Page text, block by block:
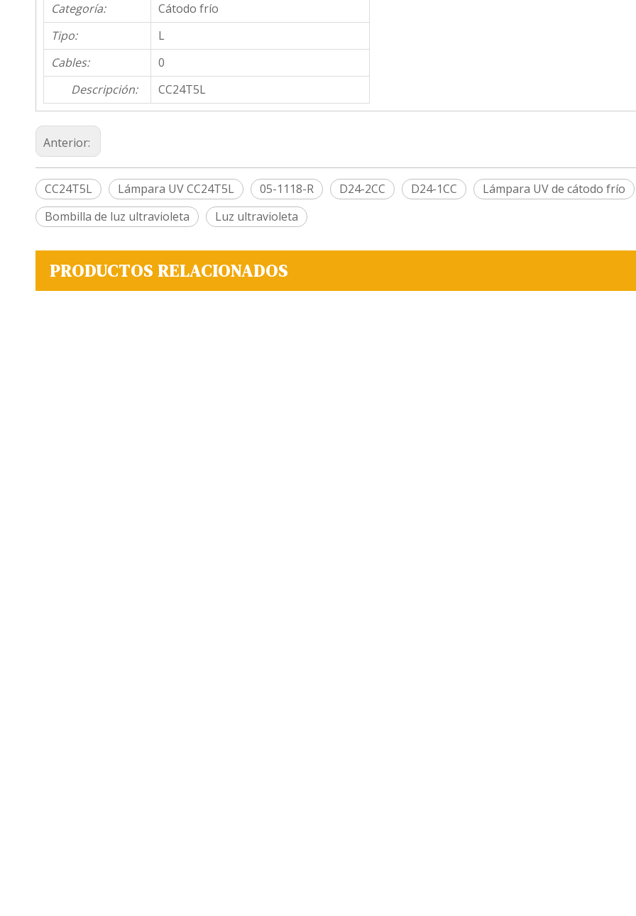
Categoría:
Cátodo frío
Tipo:
L
Cables:
0
Descripción:
CC24T5L
Anterior:
CC24T5L Lámpara UV CC24T5L 05-1118-R D24-2CC D24-1CC Lámpara UV de cátodo frío
Bombilla de luz ultravioleta
Luz ultravioleta
PRODUCTOS RELACIONADOS